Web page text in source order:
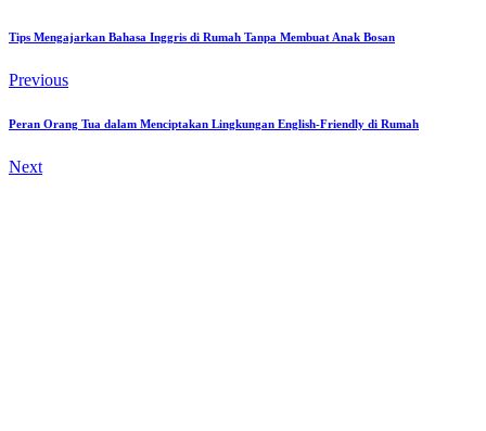
Tips Mengajarkan Bahasa Inggris di Rumah Tanpa Membuat Anak Bosan
Previous
Peran Orang Tua dalam Menciptakan Lingkungan English-Friendly di Rumah
Next